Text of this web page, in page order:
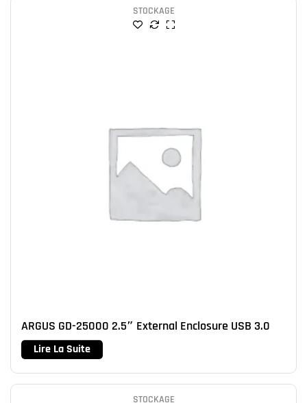
STOCKAGE
ARGUS GD-25000 2.5″ External Enclosure USB 3.0
Lire La Suite
STOCKAGE